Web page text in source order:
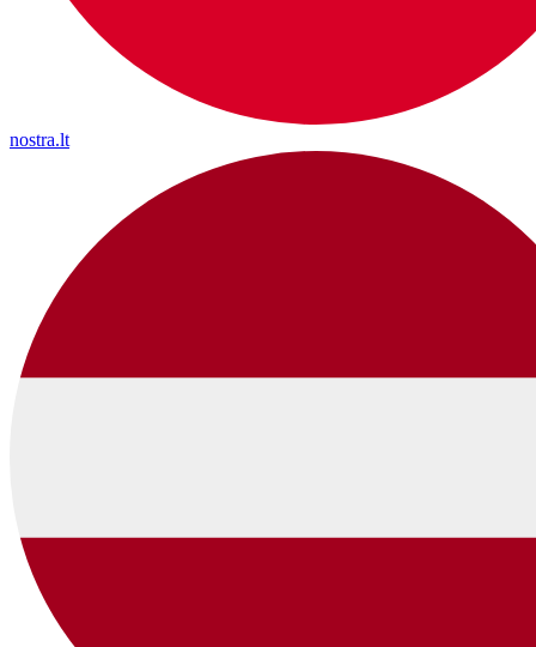
nostra.lt